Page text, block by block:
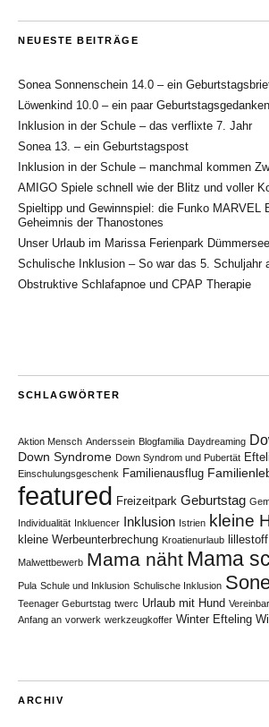
NEUESTE BEITRÄGE
Sonea Sonnenschein 14.0 – ein
Löwenkind 10.0 – ein paar Geburtstagsgedanken
Inklusion in der Schule – das verflixte 7. Jahr
Sonea 13. – ein Geburtstagspost
Inklusion in der Schule – manchmal kommen
AMIGO Spiele schnell wie der Blitz und voller
Spieltipp und Gewinnspiel: die Funko MARVEL
Geheimnis der Thanostones
Unser Urlaub im Marissa Ferienpark Dümmersee
Schulische Inklusion – So war das 5. Schuljahr
Obstruktive Schlafapnoe und CPAP Therapie
SCHLAGWÖRTER
Aktion Mensch Anderssein Blogfamilia Daydreaming
Down Syndrome Down Syndrom und Pubertät
Einschulungsgeschenk Familienausflug
featured Freizeitpark Geburtstag
Individualität Inkluencer Inklusion Istrien kleine
kleine Werbeunterbrechung Kroatienurlaub lillestoff
Malwettbewerb Mama näht Mama
Pula Schule und Inklusion Schulische Inklusion
Teenager Geburtstag twerc Urlaub mit Hund
Anfang an vorwerk werkzeugkoffer Winter Efteling
ARCHIV